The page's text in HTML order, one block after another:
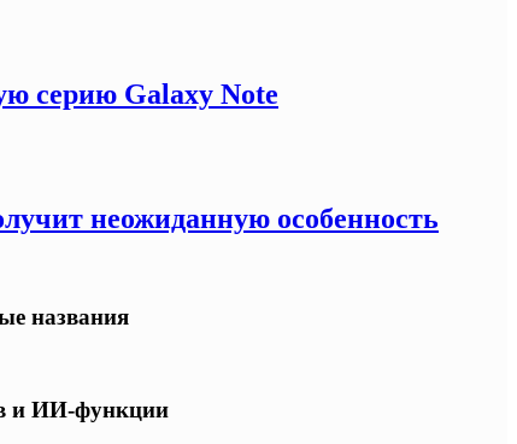
серию Galaxy Note
неожиданную особенность
названия
и ИИ-функции